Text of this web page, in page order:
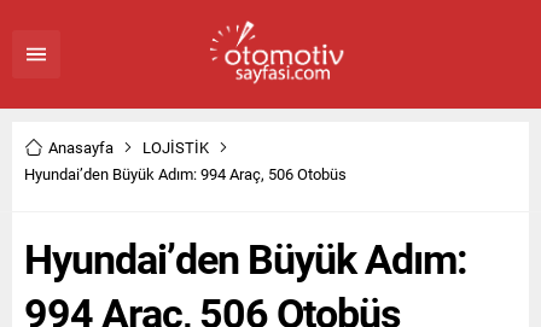
Anasayfa
LOJİSTİK
Hyundai’den Büyük Adım: 994 Araç, 506 Otobüs
Hyundai’den Büyük Adım:
994 Araç, 506 Otobüs